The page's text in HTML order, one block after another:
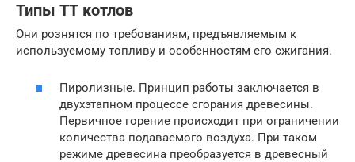
Типы ТТ котлов
Они рознятся по требованиям, предъявляемым к
используемому топливу и особенностям его сжигания.
Пиролизные. Принцип работы заключается в
двухэтапном процессе сгорания древесины.
Первичное горение происходит при ограничении
количества подаваемого воздуха. При таком
режиме древесина преобразуется в древесный